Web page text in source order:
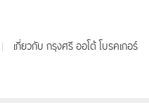
เกี่ยวกับ กรุงศรี ออโต้ โบรคเกอร์